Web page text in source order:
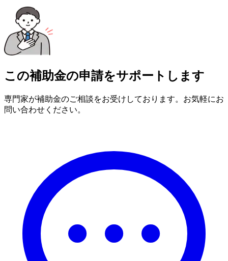
この補助金の申請をサポートします
専門家が補助金のご相談をお受けしております。お気軽にお
問い合わせください。